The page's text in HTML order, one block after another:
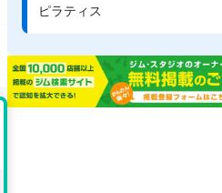
ピラティス